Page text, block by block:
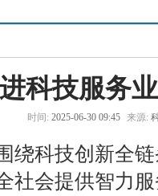
科技服务
时间: 2025-06-30 09:45 来源:
科技创新全链
社会提供智力